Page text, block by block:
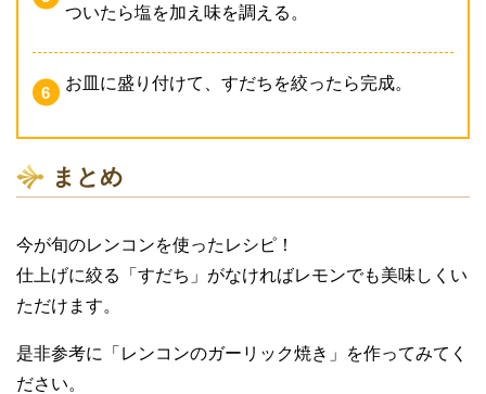
ついたら塩を加え味を調える。
お皿に盛り付けて、すだちを絞ったら完成。
まとめ
今が旬のレンコンを使ったレシピ！
仕上げに絞る「すだち」がなければレモンでも美味しくい
ただけます。
是非参考に「レンコンのガーリック焼き」を作ってみてく
ださい。